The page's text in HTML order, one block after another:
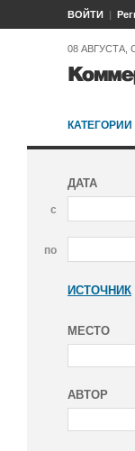
ВОЙТИ
08 АВГУСТА,
КАТЕГОРИИ
ДАТА
с
по
ИСТОЧНИК
МЕСТО
АВТОР